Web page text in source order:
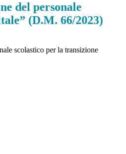
del personale
(D.M. 66/2023)
scolastico per la transizione